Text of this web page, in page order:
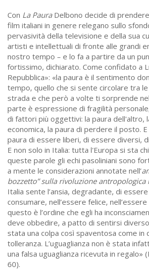
Con La PauraDelbono decide di
film italiani in genere relegano sullo
pervasività della televisione e della sua
artisti e intellettuali di fronte alle grandi
nostro tempo – e lo fa a partire da un
fortissimo, dichiarato. Come confidato a
Repubblica»: «la paura è il sentimento
tempo, quello che si sente circolare tra
strada e che però a volte ti sorprende
parte è espressione di fragilità
di fattori più oggettivi: la paura dell'altro,
economica, la paura di perdere il posto.
paura di essere liberi, di essere diversi,
E non solo in Italia: tutta l'Europa si sta
queste parole gli echi pasoliniani sono
a mente le considerazioni annotate nell’
bozzetto” sulla rivoluzione antropologica
Italia sente l’ansia, degradante, di
consumare, nell’essere felice,
questo è l’ordine che egli ha
deve obbedire, a patto di sentirsi
stata una colpa così spaventosa come in
tolleranza. L’uguaglianza non è stata
una falsa uguaglianza ricevuta in regalo»
60).